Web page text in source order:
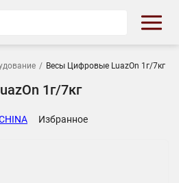
/ Весы Цифровые LuazOn 1г/7кг
1г/7кг
Избранное